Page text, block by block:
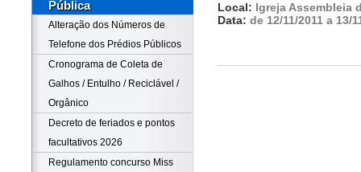
Pública
Alteração dos Números de
Telefone dos Prédios Públicos
Cronograma de Coleta de
Galhos / Entulho / Reciclável /
Orgânico
Decreto de feriados e pontos
facultativos 2026
Regulamento concurso Miss
Local: Igreja Assembleia
Data: de 12/11/2011 a 13/